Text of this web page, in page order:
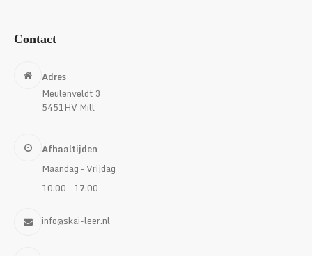
Contact
Adres
Meulenveldt 3
5451HV Mill
Afhaaltijden
Maandag – Vrijdag
10.00 – 17.00
info@skai-leer.nl